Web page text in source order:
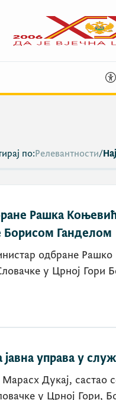
по:Релевантности/
Рашка
Ганделом
одбране
у Црној Гори
управа у
Дукај, састао
у Црној Гори,